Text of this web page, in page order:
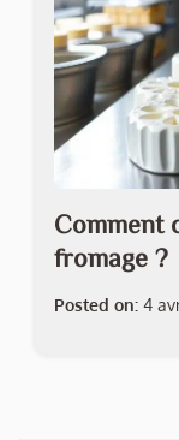
Comment
fromage ?
Posted on: 4